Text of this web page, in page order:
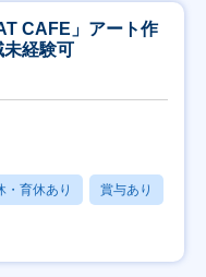
CAFE」アート作
経験可
・育休あり 賞与あり